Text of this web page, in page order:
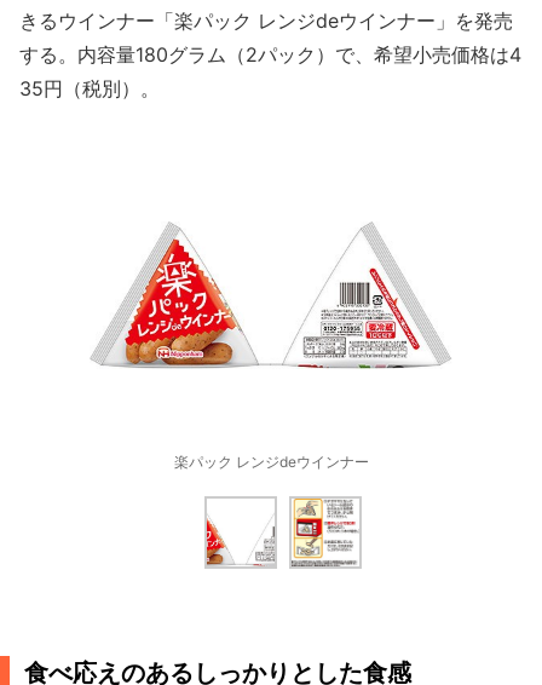
きるウインナー「楽パック レンジdeウインナー」を発売
する。内容量180グラム（2パック）で、希望小売価格は4
35円（税別）。
楽パック レンジdeウインナー
食べ応えのあるしっかりとした食感